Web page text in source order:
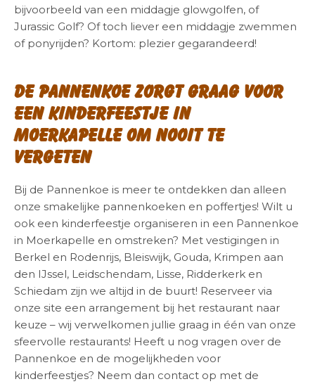
bijvoorbeeld van een middagje glowgolfen, of
Jurassic Golf? Of toch liever een middagje zwemmen
of ponyrijden? Kortom: plezier gegarandeerd!
De Pannenkoe zorgt graag voor
een kinderfeestje in
Moerkapelle om nooit te
vergeten
Bij de Pannenkoe is meer te ontdekken dan alleen
onze smakelijke pannenkoeken en poffertjes! Wilt u
ook een kinderfeestje organiseren in een Pannenkoe
in Moerkapelle en omstreken? Met vestigingen in
Berkel en Rodenrijs, Bleiswijk, Gouda, Krimpen aan
den IJssel, Leidschendam, Lisse, Ridderkerk en
Schiedam zijn we altijd in de buurt! Reserveer via
onze site een arrangement bij het restaurant naar
keuze – wij verwelkomen jullie graag in één van onze
sfeervolle restaurants! Heeft u nog vragen over de
Pannenkoe en de mogelijkheden voor
kinderfeestjes? Neem dan contact op met de